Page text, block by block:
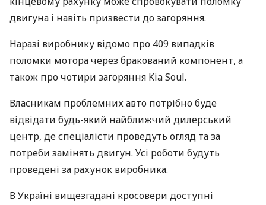
двигуна і навіть призвести до загоряння.
Наразі виробнику відомо про 409 випадків
поломки мотора через бракований компонент, а
також про чотири загоряння Kia Soul.
Власникам проблемних авто потрібно буде
відвідати будь-який найближчий дилерський
центр, де спеціалісти проведуть огляд та за
потреби замінять двигун. Усі роботи будуть
проведені за рахунок виробника.
В Україні вищезгадані кросовери доступні